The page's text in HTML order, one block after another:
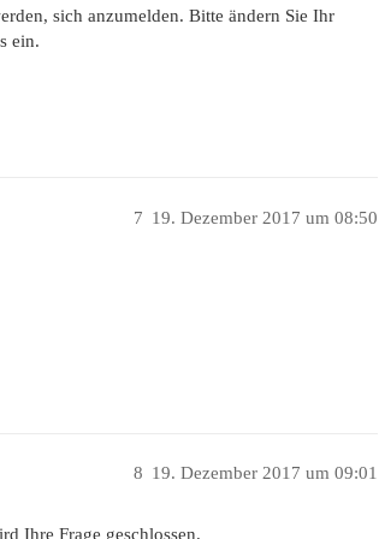
sich anzumelden. Bitte ändern Sie Ihr
ein.
19. Dezember 2017 um 08:50
7
19. Dezember 2017 um 09:01
8
Ihre Frage geschlossen.